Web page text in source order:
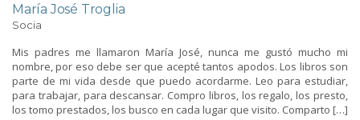
María José Troglia
Socia
Mis padres me llamaron María José, nunca me gustó mucho mi
nombre, por eso debe ser que acepté tantos apodos. Los libros son
parte de mi vida desde que puedo acordarme. Leo para estudiar,
para trabajar, para descansar. Compro libros, los regalo, los presto,
los tomo prestados, los busco en cada lugar que visito. Comparto […]